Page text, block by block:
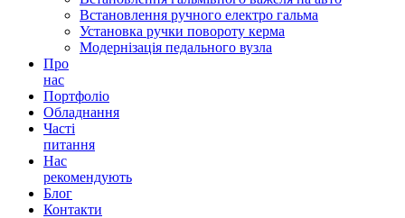
Встановлення ручного електро гальма
Установка ручки повороту керма
Модернізація педального вузла
Про
нас
Портфоліо
Обладнання
Часті
питання
Нас
рекомендують
Блог
Контакти